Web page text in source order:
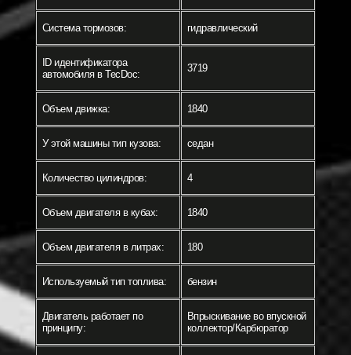
Система тормозов: гидравлический
ID идентификатора
автомобиля в TecDoc:
3719
Объем движка: 1840
У этой машины тип кузова: седан
Количество цилиндров: 4
Объем двигателя в кубах: 1840
Объем двигателя в литрах: 180
Используемый тип топлива: бензин
Двигатель работает по
принципу:
Впрыскивание во впускной
коллектор/Карбюратор